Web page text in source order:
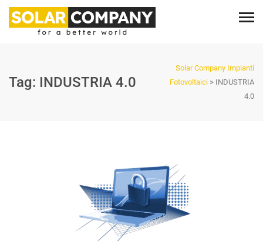
Tag: INDUSTRIA 4.0
Solar Company Impianti
Fotovoltaici > INDUSTRIA
4.0